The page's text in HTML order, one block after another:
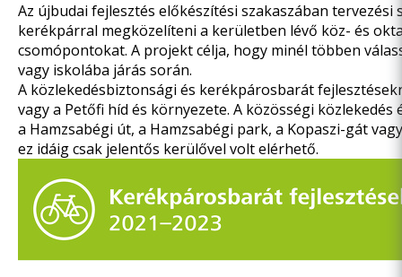
Az újbudai fejlesztés előkészítési szakaszában
kerékpárral megközelíteni a kerületben lévő köz- és
csomópontokat. A projekt célja, hogy minél többen
vagy iskolába járás során.
A közlekedésbiztonsági és kerékpárosbarát
vagy a Petőfi híd és környezete. A közösségi
a Hamzsabégi út, a Hamzsabégi park, a Kopaszi-gát
ez idáig csak jelentős kerülővel volt elérhető.